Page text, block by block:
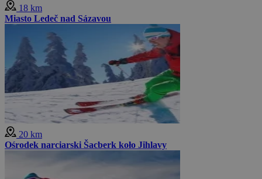
18 km
Miasto Ledeč nad Sázavou
20 km
Ośrodek narciarski Šacberk koło Jihlavy